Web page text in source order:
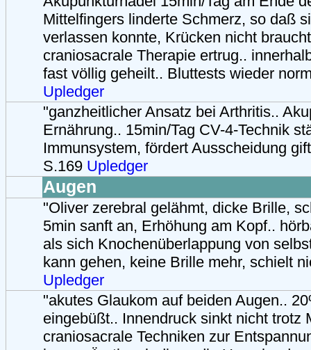
Mittelfingers linderte Schmerz, so daß
verlassen konnte, Krücken nicht
craniosacrale Therapie ertrug..
fast völlig geheilt.. Bluttests wieder
Upledger
"ganzheitlicher Ansatz bei Arthritis..
Ernährung.. 15min/Tag CV-4-Technik
Immunsystem, fördert Ausscheidung
S.169 Upledger
Augen
"Oliver zerebral gelähmt, dicke Brille,
5min sanft an, Erhöhung am Kopf..
als sich Knochenüberlappung von
kann gehen, keine Brille mehr, schielt
Upledger
"akutes Glaukom auf beiden Augen..
eingebüßt.. Innendruck sinkt nicht trotz
craniosacrale Techniken zur